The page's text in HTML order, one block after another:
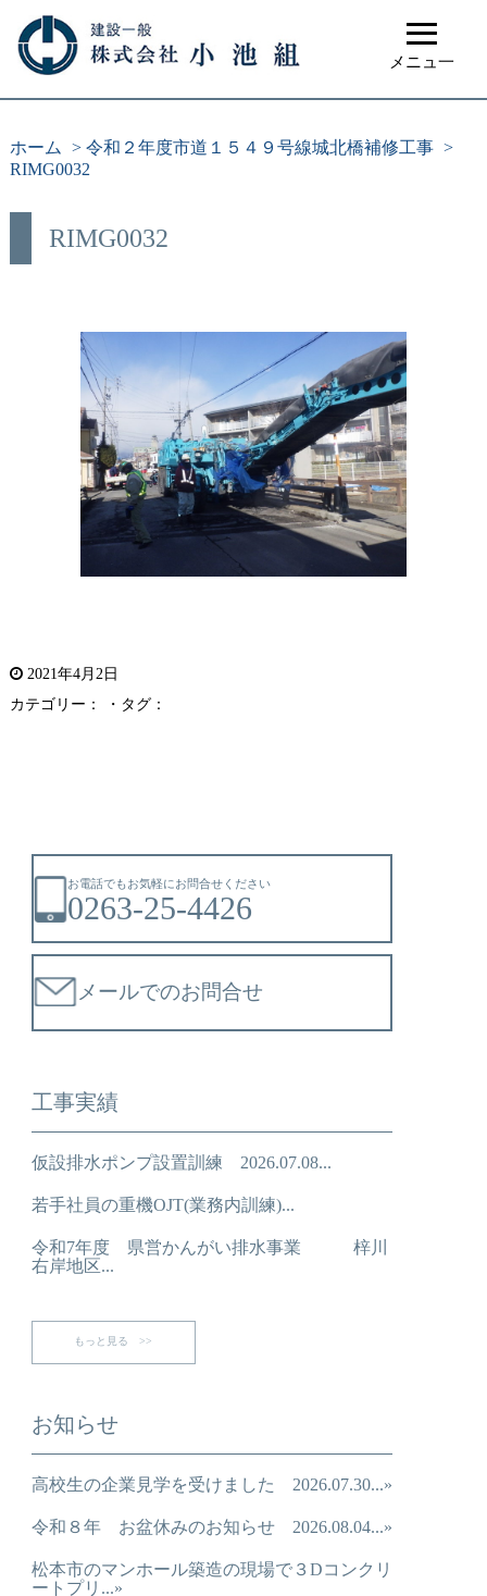
≡
メニュ一
ホーム > 令和２年度市道１５４９号線城北橋補修工事 >
RIMG0032
RIMG0032
2021年4月2日
カテゴリー： ・タグ：
お電話でもお気軽にお問合せください
0263-25-4426
メールでのお問合せ
工事実績
仮設排水ポンプ設置訓練 2026.07.08...
若手社員の重機OJT(業務内訓練)...
令和7年度 県営かんがい排水事業 梓川
右岸地区...
もっと見る >>
お知らせ
高校生の企業見学を受けました 2026.07.30...»
令和８年 お盆休みのお知らせ 2026.08.04...»
松本市のマンホール築造の現場で３Dコンクリ
ートプリ...»